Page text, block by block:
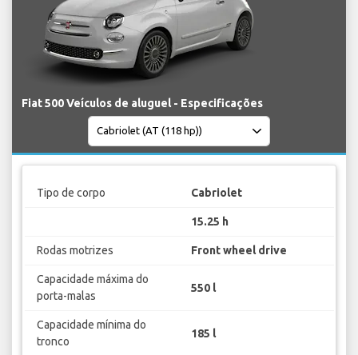
Fiat 500 Veículos de aluguel - Especificações
Tipo de corpo Cabriolet
15.25 h
Rodas motrizes Front wheel drive
Capacidade máxima do
porta-malas
550 l
Capacidade mínima do
tronco
185 l